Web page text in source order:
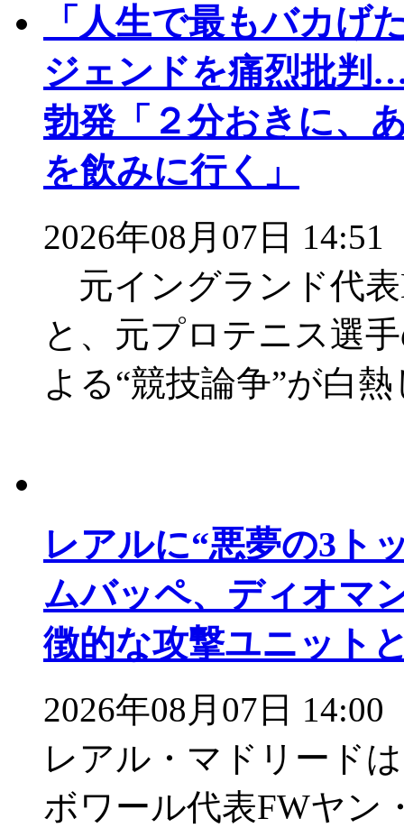
「人生で最もバカげ
ジェンドを痛烈批判
勃発「２分おきに、
を飲みに行く」
2026年08月07日 14:51
元イングランド代
と、元プロテニス選
よる“競技論争”が白
レアルに“悪夢の3
ムバッペ、ディオマ
徴的な攻撃ユニット
2026年08月07日 14:00
レアル・マドリード
ボワール代表FWヤン